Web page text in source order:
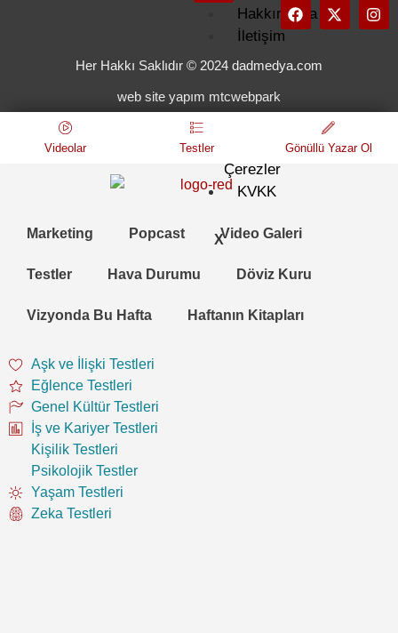
Hakkımızda
İletişim
Künye
Koşulları
Çerezler
KVKK
X
Her Hakkı Saklıdır © 2024 dadmedya.com
web site yapım mtcwebpark
Videolar Testler Gönüllü Yazar Ol
Marketing Popcast Video Galeri
Testler Hava Durumu Döviz Kuru
Vizyonda Bu Hafta Haftanın Kitapları
Aşk ve İlişki Testleri
Eğlence Testleri
Genel Kültür Testleri
İş ve Kariyer Testleri
Kişilik Testleri
Psikolojik Testler
Yaşam Testleri
Zeka Testleri